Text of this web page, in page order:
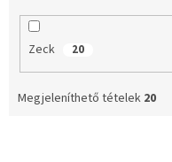
Zeck 20
Megjeleníthető tételek 20